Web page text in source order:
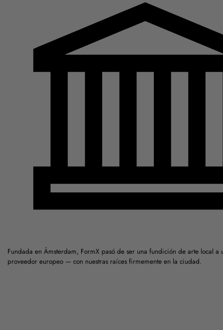
Fundada en Ámsterdam, FormX pasó de ser una fundición de arte local a
proveedor europeo — con nuestras raíces firmemente en la ciudad.